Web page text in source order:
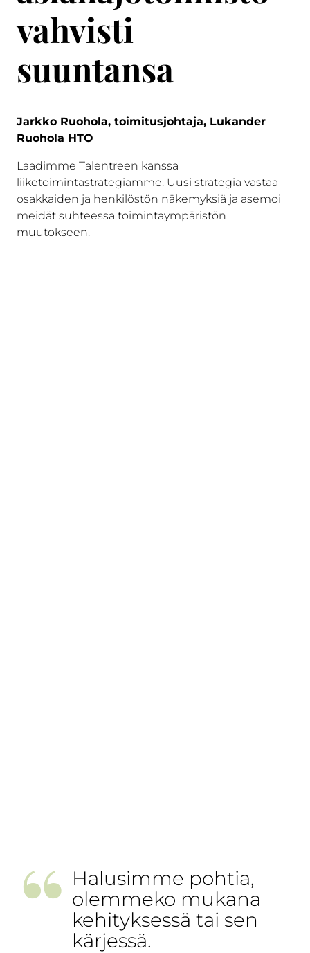
vahvisti
suuntansa
Jarkko Ruohola, toimitusjohtaja, Lukander
Ruohola HTO
Laadimme Talentreen kanssa
liiketoimintastrategiamme. Uusi strategia vastaa
osakkaiden ja henkilöstön näkemyksiä ja asemoi
meidät suhteessa toimintaympäristön
muutokseen.
” Halusimme pohtia,
olemmeko mukana
kehityksessä tai sen
kärjessä.